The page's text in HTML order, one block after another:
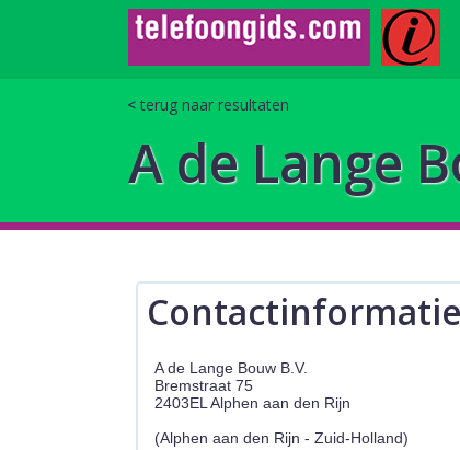
terug naar resultaten
A de Lange
Contactinformatie
A de Lange Bouw B.V.
Bremstraat 75
2403EL Alphen aan den Rijn
(Alphen aan den Rijn - Zuid-Holland)